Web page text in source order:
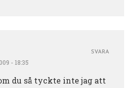
- 18:35
du så tyckte inte jag att
SVARA